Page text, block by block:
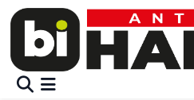
Gündem
Gündem
Muratpaşa Nöbetçi